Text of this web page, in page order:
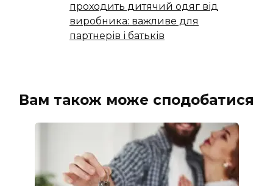
проходить дитячий одяг від
виробника: важливе для
партнерів і батьків
Вам також може сподобатися